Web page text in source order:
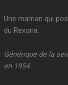
Une maman qui
du Rexona.
Générique de la
en 1954.